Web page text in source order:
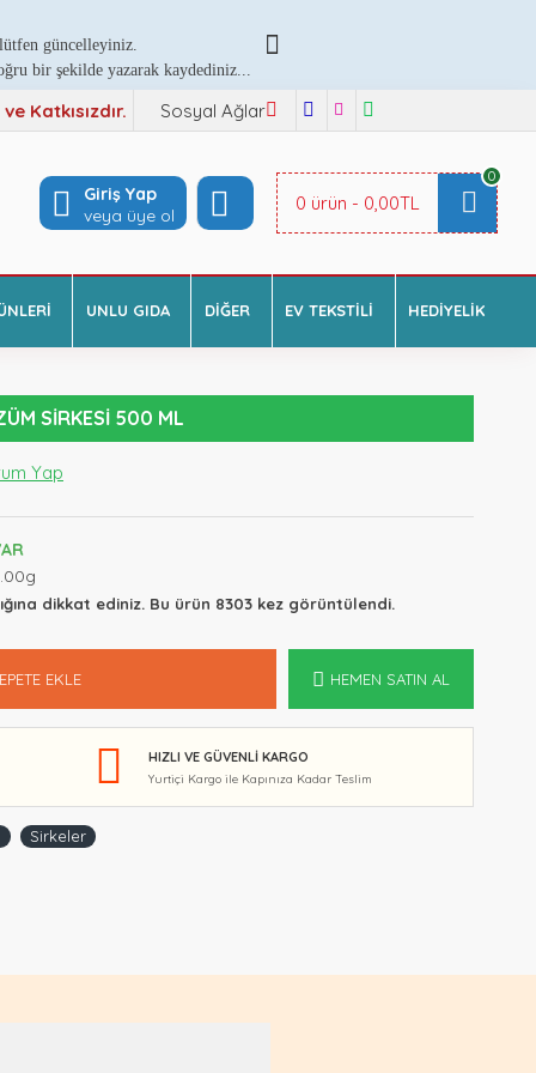
güncelleyiniz.
bir şekilde yazarak kaydediniz...
Katkısızdır. Sosyal Ağlar
Giriş Yap
veya üye ol
0 ürün - 0,00TL
0
UNLU GIDA DIĞER EV TEKSTILI HEDIYELIK
SIRKESI 500 ML
HIZLI VE GÜVENLI KARGO
Yurtiçi Kargo ile Kapınıza Kadar Teslim
Yap
dikkat ediniz. Bu ürün 8303 kez görüntülendi.
EKLE HEMEN SATIN AL
Sirkeler